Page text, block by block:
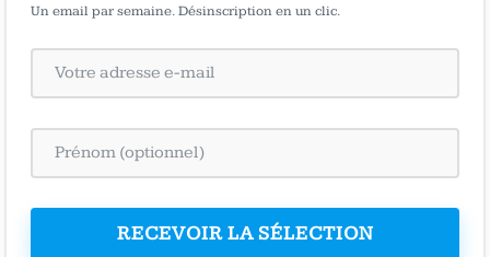
Un email par semaine. Désinscription en un clic.
RECEVOIR LA SÉLECTION